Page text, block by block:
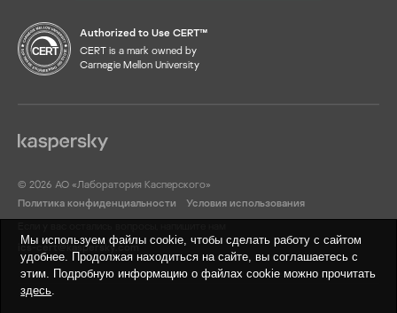
Authorized to Use CERT™
CERT is a mark owned by
Carnegie Mellon University
© 2026 АО «Лаборатория Касперского»
Политика конфиденциальности
Условия использования
ics-cert@kaspersky.com
Мы используем файлы cookie, чтобы сделать работу с сайтом
удобнее. Продолжая находиться на сайте, вы соглашаетесь с
этим. Подробную информацию о файлах cookie можно прочитать
здесь.